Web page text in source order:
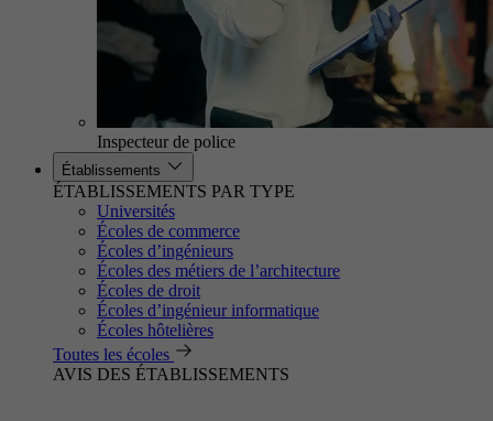
Inspecteur de police
Établissements
ÉTABLISSEMENTS PAR TYPE
Universités
Écoles de commerce
Écoles d’ingénieurs
Écoles des métiers de l’architecture
Écoles de droit
Écoles d’ingénieur informatique
Écoles hôtelières
Toutes les écoles
AVIS DES ÉTABLISSEMENTS